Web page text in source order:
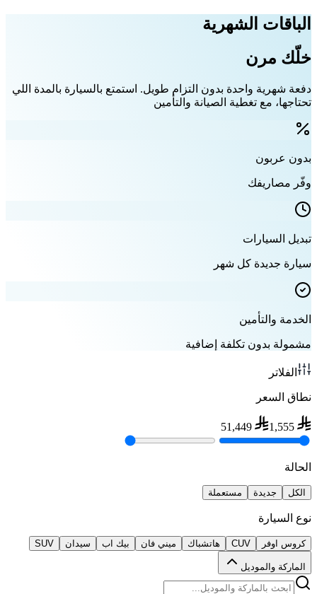
الباقات الشهرية
خلّك مرن
دفعة شهرية واحدة بدون التزام طويل. استمتع بالسيارة بالمدة اللي
تحتاجها، مع تغطية الصيانة والتأمين
بدون عربون
وفّر مصاريفك
تبديل السيارات
سيارة جديدة كل شهر
الخدمة والتأمين
مشمولة بدون تكلفة إضافية
الفلاتر
نطاق السعر
1,555
51,449
الحالة
الكل جديدة مستعملة
نوع السيارة
كروس اوفر CUV هاتشباك ميني فان بيك اب سيدان SUV
الماركة والموديل